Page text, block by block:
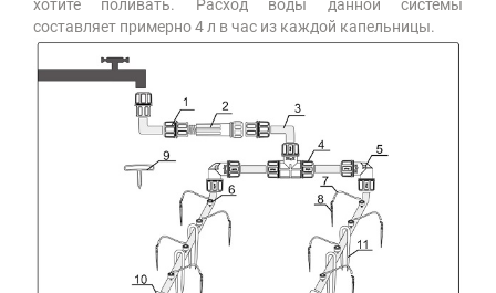
хотите поливать. Расход воды данной системы
составляет примерно 4 л в час из каждой капельницы.